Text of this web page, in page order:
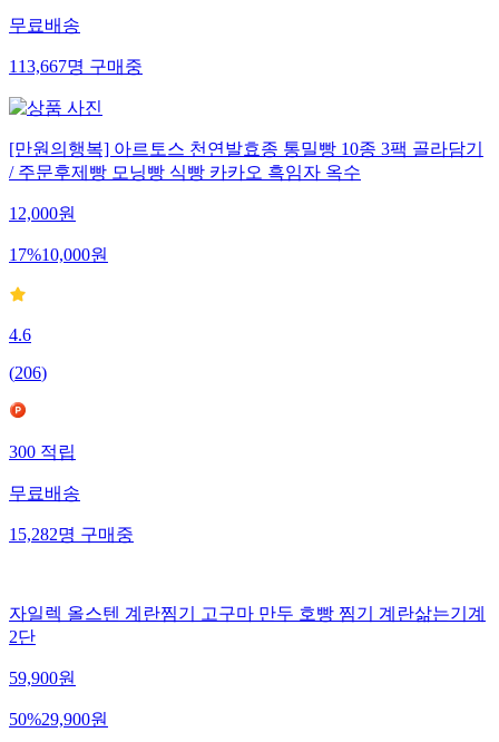
무료배송
113,667명구매중
[만원의행복] 아르토스 천연발효종 통밀빵 10종 3팩 골라담기
/ 주문후제빵 모닝빵 식빵 카카오 흑임자 옥수
12,000원
17%10,000원
4.6
(206)
300적립
무료배송
15,282명구매중
자일렉 올스텐 계란찜기 고구마 만두 호빵 찜기 계란삶는기계
2단
59,900원
50%29,900원